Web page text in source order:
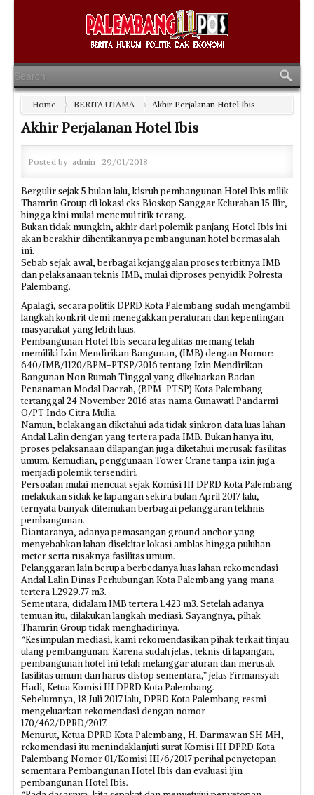
Home BERITA UTAMA Akhir Perjalanan Hotel Ibis
Akhir Perjalanan Hotel Ibis
Posted by: admin 29/01/2018
Bergulir sejak 5 bulan lalu, kisruh pembangunan Hotel Ibis milik
Thamrin Group di lokasi eks Bioskop Sanggar Kelurahan 15 Ilir,
hingga kini mulai menemui titik terang.
Bukan tidak mungkin, akhir dari polemik panjang Hotel Ibis ini
akan berakhir dihentikannya pembangunan hotel bermasalah
ini.
Sebab sejak awal, berbagai kejanggalan proses terbitnya IMB
dan pelaksanaan teknis IMB, mulai diproses penyidik Polresta
Palembang.
Apalagi, secara politik DPRD Kota Palembang sudah mengambil
langkah konkrit demi menegakkan peraturan dan kepentingan
masyarakat yang lebih luas.
Pembangunan Hotel Ibis secara legalitas memang telah
memiliki Izin Mendirikan Bangunan, (IMB) dengan Nomor:
640/IMB/1120/BPM-PTSP/2016 tentang Izin Mendirikan
Bangunan Non Rumah Tinggal yang dikeluarkan Badan
Penanaman Modal Daerah, (BPM-PTSP) Kota Palembang
tertanggal 24 November 2016 atas nama Gunawati Pandarmi
O/PT Indo Citra Mulia.
Namun, belakangan diketahui ada tidak sinkron data luas lahan
Andal Lalin dengan yang tertera pada IMB. Bukan hanya itu,
proses pelaksanaan dilapangan juga diketahui merusak fasilitas
umum. Kemudian, penggunaan Tower Crane tanpa izin juga
menjadi polemik tersendiri.
Persoalan mulai mencuat sejak Komisi III DPRD Kota Palembang
melakukan sidak ke lapangan sekira bulan April 2017 lalu,
ternyata banyak ditemukan berbagai pelanggaran tekhnis
pembangunan.
Diantaranya, adanya pemasangan ground anchor yang
menyebabkan lahan disekitar lokasi amblas hingga puluhan
meter serta rusaknya fasilitas umum.
Pelanggaran lain berupa berbedanya luas lahan rekomendasi
Andal Lalin Dinas Perhubungan Kota Palembang yang mana
tertera 1.2929.77 m3.
Sementara, didalam IMB tertera 1.423 m3. Setelah adanya
temuan itu, dilakukan langkah mediasi. Sayangnya, pihak
Thamrin Group tidak menghadirinya.
“Kesimpulan mediasi, kami rekomendasikan pihak terkait tinjau
ulang pembangunan. Karena sudah jelas, teknis di lapangan,
pembangunan hotel ini telah melanggar aturan dan merusak
fasilitas umum dan harus distop sementara,” jelas Firmansyah
Hadi, Ketua Komisi III DPRD Kota Palembang.
Sebelumnya, 18 Juli 2017 lalu, DPRD Kota Palembang resmi
mengeluarkan rekomendasi dengan nomor
170/462/DPRD/2017.
Menurut, Ketua DPRD Kota Palembang, H. Darmawan SH MH,
rekomendasi itu menindaklanjuti surat Komisi III DPRD Kota
Palembang Nomor 01/Komisi III/6/2017 perihal penyetopan
sementara Pembangunan Hotel Ibis dan evaluasi ijin
pembangunan Hotel Ibis.